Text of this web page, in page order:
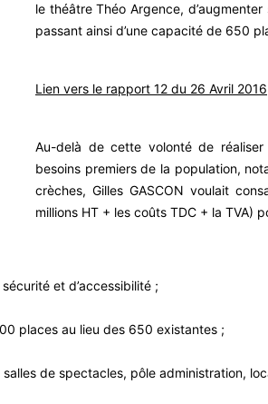
le théâtre Théo Argence,
passant ainsi d’une capacité de 650
Lien vers le rapport 12 du 26 Avril 2016
Au-delà de cette volonté de
besoins premiers de la population,
crèches, Gilles GASCON voulait
millions HT + les coûts TDC + la TVA)
et d’accessibilité ;
places au lieu des 650 existantes ;
de spectacles, pôle administration,